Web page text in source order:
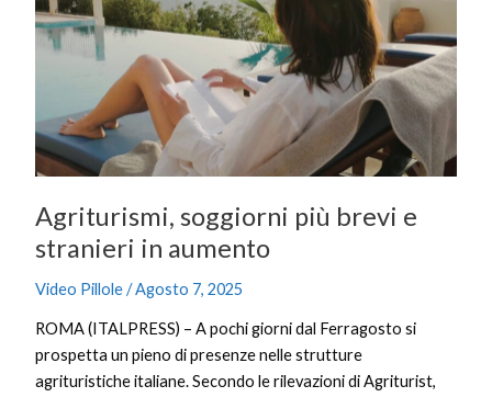
Agriturismi, soggiorni più brevi e
stranieri in aumento
Video Pillole/Agosto 7, 2025
ROMA (ITALPRESS) – A pochi giorni dal Ferragosto si
prospetta un pieno di presenze nelle strutture
agrituristiche italiane. Secondo le rilevazioni di Agriturist,
più
brevi
aumento